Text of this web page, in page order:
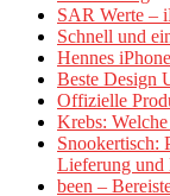
SAR Werte –
Schnell und
Hennes
Beste Design
Offizielle
Krebs:
Snookertisch:
Lieferung und
been –